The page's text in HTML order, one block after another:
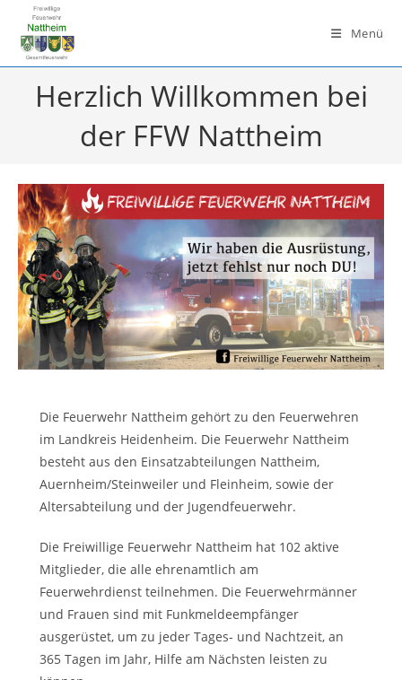
Inhalt
springen
Menü
Herzlich Willkommen bei
der FFW Nattheim
Die Feuerwehr Nattheim gehört zu den Feuerwehren
im Landkreis Heidenheim. Die Feuerwehr Nattheim
besteht aus den Einsatzabteilungen Nattheim,
Auernheim/Steinweiler und Fleinheim, sowie der
Altersabteilung und der Jugendfeuerwehr.
Die Freiwillige Feuerwehr Nattheim hat 102 aktive
Mitglieder, die alle ehrenamtlich am
Feuerwehrdienst teilnehmen. Die Feuerwehrmänner
und Frauen sind mit Funkmeldeempfänger
ausgerüstet, um zu jeder Tages- und Nachtzeit, an
365 Tagen im Jahr, Hilfe am Nächsten leisten zu